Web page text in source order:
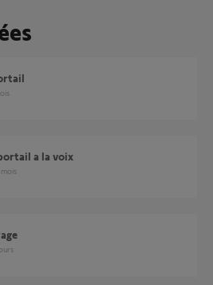
a la voix
mois